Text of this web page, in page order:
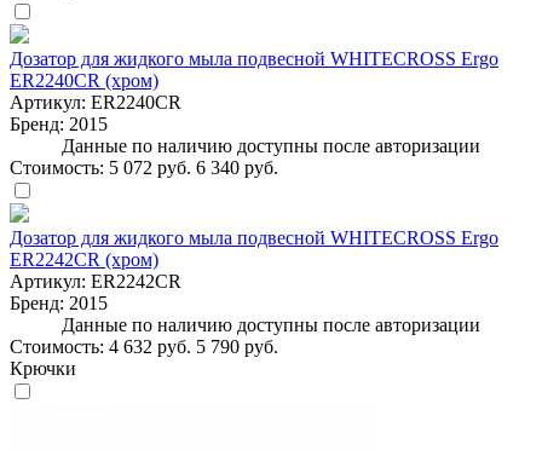
Дозатор для жидкого мыла подвесной WHITECROSS Ergo
ER2240CR (хром)
Артикул: ER2240CR
Бренд: 2015
Данные по наличию доступны после авторизации
Стоимость: 5 072 руб. 6 340 руб.
Дозатор для жидкого мыла подвесной WHITECROSS Ergo
ER2242CR (хром)
Артикул: ER2242CR
Бренд: 2015
Данные по наличию доступны после авторизации
Стоимость: 4 632 руб. 5 790 руб.
Крючки